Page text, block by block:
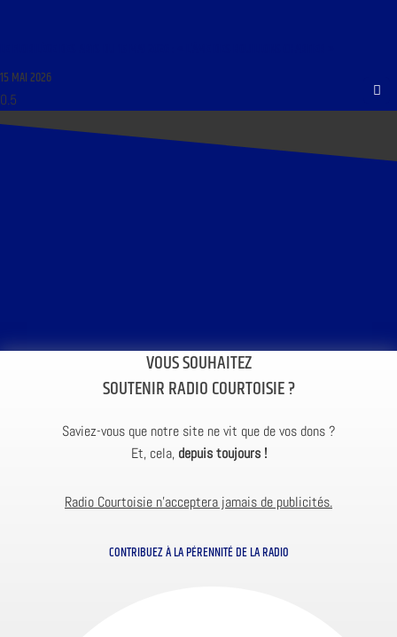
15 MAI 2026
VOUS SOUHAITEZ
SOUTENIR RADIO COURTOISIE ?
Saviez-vous que notre site ne vit que de vos dons ?
Et, cela, depuis toujours !
Radio Courtoisie n’acceptera jamais de publicités.
CONTRIBUEZ À LA PÉRENNITÉ DE LA RADIO